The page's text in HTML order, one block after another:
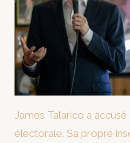
James Talarico a
électorale. Sa propre